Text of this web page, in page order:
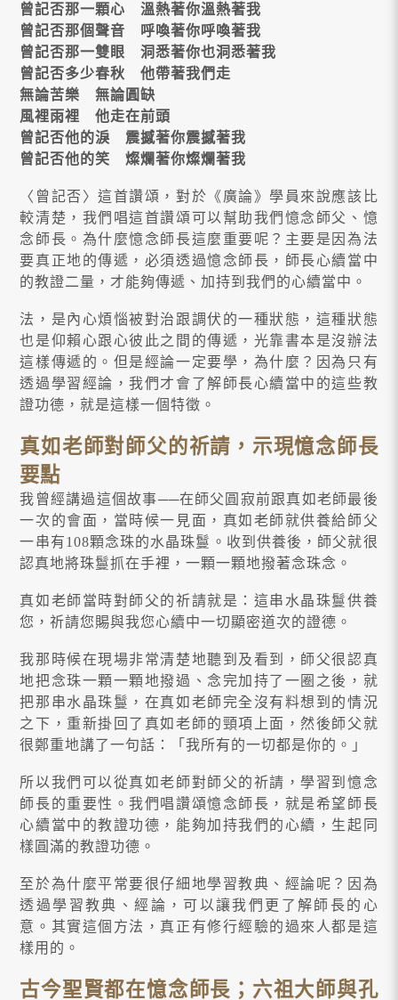
曾記否那一顆心 溫熱著你溫熱著我
曾記否那個聲音 呼喚著你呼喚著我
曾記否那一雙眼 洞悉著你也洞悉著我
曾記否多少春秋 他帶著我們走
無論苦樂 無論圓缺
風裡雨裡 他走在前頭
曾記否他的淚 震撼著你震撼著我
曾記否他的笑 燦爛著你燦爛著我
〈曾記否〉這首讚頌，對於《廣論》學員來說應該比
較清楚，我們唱這首讚頌可以幫助我們憶念師父、憶
念師長。為什麼憶念師長這麼重要呢？主要是因為法
要真正地的傳遞，必須透過憶念師長，師長心續當中
的教證二量，才能夠傳遞、加持到我們的心續當中。
法，是內心煩惱被對治跟調伏的一種狀態，這種狀態
也是仰賴心跟心彼此之間的傳遞，光靠書本是沒辦法
這樣傳遞的。但是經論一定要學，為什麼？因為只有
透過學習經論，我們才會了解師長心續當中的這些教
證功德，就是這樣一個特徵。
真如老師對師父的祈請，示現憶念師長
要點
我曾經講過這個故事──在師父圓寂前跟真如老師最後
一次的會面，當時候一見面，真如老師就供養給師父
一串有108顆念珠的水晶珠鬘。收到供養後，師父就很
認真地將珠鬘抓在手裡，一顆一顆地撥著念珠念。
真如老師當時對師父的祈請就是：這串水晶珠鬘供養
您，祈請您賜與我您心續中一切顯密道次的證德。
我那時候在現場非常清楚地聽到及看到，師父很認真
地把念珠一顆一顆地撥過、念完加持了一圈之後，就
把那串水晶珠鬘，在真如老師完全沒有料想到的情況
之下，重新掛回了真如老師的頸項上面，然後師父就
很鄭重地講了一句話：「我所有的一切都是你的。」
所以我們可以從真如老師對師父的祈請，學習到憶念
師長的重要性。我們唱讚頌憶念師長，就是希望師長
心續當中的教證功德，能夠加持我們的心續，生起同
樣圓滿的教證功德。
至於為什麼平常要很仔細地學習教典、經論呢？因為
透過學習教典、經論，可以讓我們更了解師長的心
意。其實這個方法，真正有修行經驗的過來人都是這
樣用的。
古今聖賢都在憶念師長；六祖大師與孔